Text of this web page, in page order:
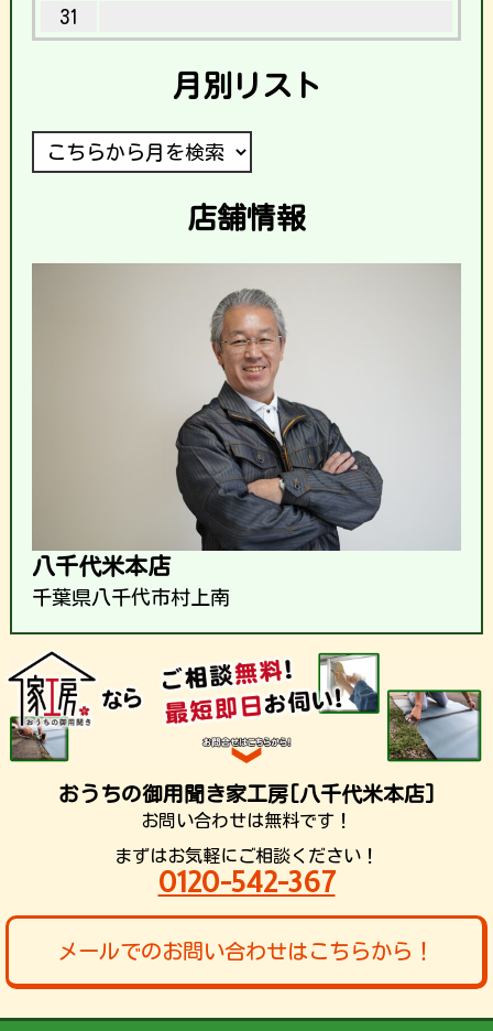
31
月別リスト
店舗情報
八千代米本店
千葉県八千代市村上南
おうちの御用聞き家工房[八千代米本店]
お問い合わせは無料です！
まずはお気軽にご相談ください！
0120-542-367
メールでのお問い合わせはこちらから！